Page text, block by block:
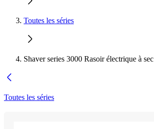
Toutes les séries
Shaver series 3000 Rasoir électrique à sec
Toutes les séries